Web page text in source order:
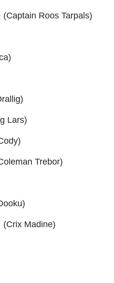
(Captain Roos Tarpals)
Lars)
Trebor)
(Crix Madine)